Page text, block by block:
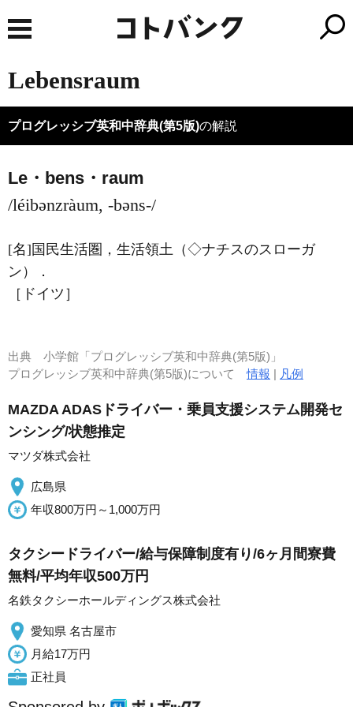
Lebensraum
プログレッシブ英和中辞典(第5版)の解説
Le・bens・raum
/léibənzràum, -bəns-/
[名] 国民生活圏，生活領土（◇ナチスのスローガ
ン）
．
［ドイツ］
出典 小学館「プログレッシブ英和中辞典(第5版)」
プログレッシブ英和中辞典(第5版)について情報 | 凡例
MAZDA ADASドライバー・乗員支援システム開発セ
ンシング/状態推定
マツダ株式会社
広島県
年収800万円～1,000万円
タクシードライバー/給与保障制度有り/6ヶ月間寮費
無料/平均年収500万円
名鉄タクシーホールディングス株式会社
愛知県 名古屋市
月給17万円
正社員